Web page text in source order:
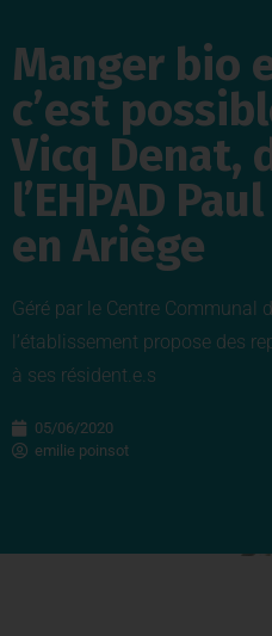
Manger bio
c’est
Vicq Denat,
l’EHPAD
en Ariège
Géré par le Centre Communal
l’établissement propose des
à ses résident.e.s
05/06/2020
emilie poinsot